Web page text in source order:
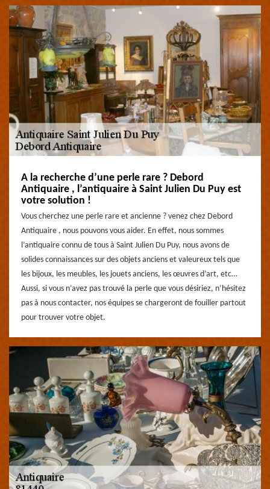
A la recherche d’une perle rare ? Debord
Antiquaire , l’antiquaire à Saint Julien Du Puy est
votre solution !
Vous cherchez une perle rare et ancienne ? venez chez Debord
Antiquaire , nous pouvons vous aider. En effet, nous sommes
l’antiquaire connu de tous à Saint Julien Du Puy, nous avons de
solides connaissances sur des objets anciens et valeureux tels que
les bijoux, les meubles, les jouets anciens, les œuvres d’art, etc…
Aussi, si vous n’avez pas trouvé la perle que vous désiriez, n’hésitez
pas à nous contacter, nos équipes se chargeront de fouiller partout
pour trouver votre objet.